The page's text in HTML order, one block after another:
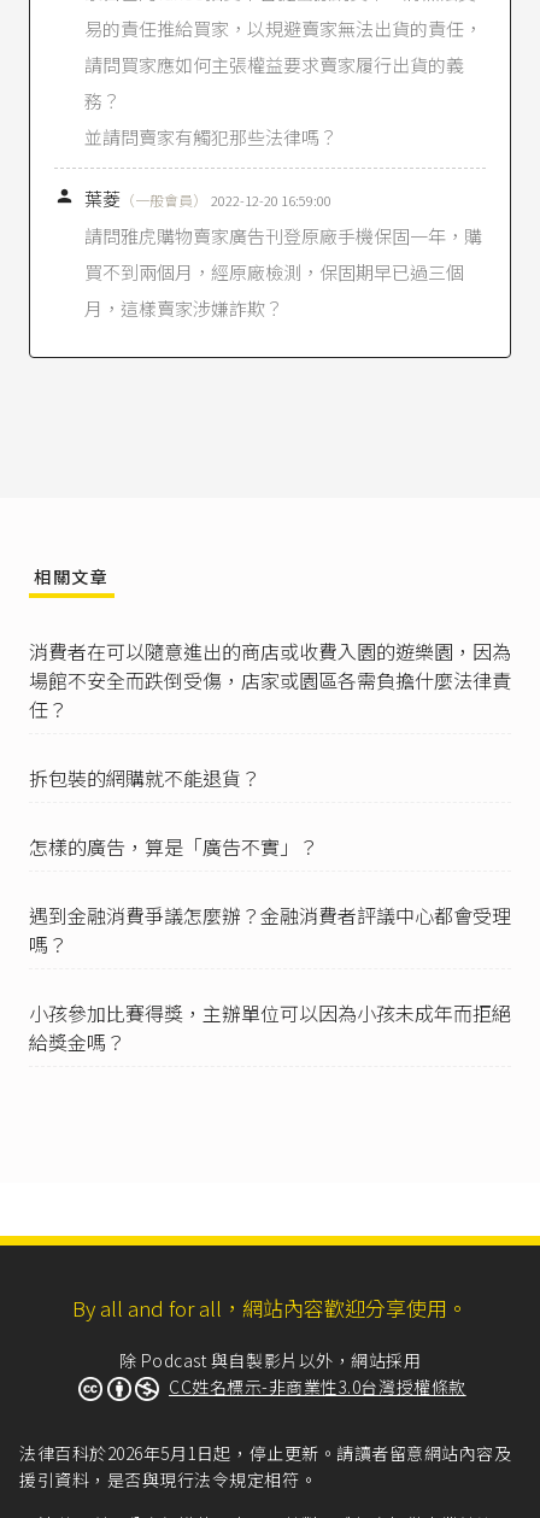
應按次處罰至其停止刊播為止。」
公平交易法第21條第1項：「事業不得在商品或廣
告上，或以其他使公眾得知之方法，對於與商品
相關而足以影響交易決定之事項，為虛偽不實或
引人錯誤之表示或表徵。」
者，表意人得撤銷其意思表示。但詐欺係由第三
人所為者，以相對人明知其事實或可得而知者為
銷不得以之對抗善意第三人。」
民法第93條：「前條之撤銷，應於發見詐欺或脅
之意旨：「系爭預售屋為昌益事業群綜合規劃，
被告理銘公司投資興建，足證被告等人自始明知
○及所屬昌益事業群員工卻分別於96年9 月、10
月間在接受經濟日報及地產王等媒體訪問時，對
故意......系爭預售屋建案之廣告均為一般住宅之用
交易決定，日前業經行政院公平交易委員會決
系爭預售屋建案廣告，對於使用分區為複合商業
區之建案使用一般住宅之用語及圖示，就商品之
停止前開違法行為，並處被告理銘公司新臺幣
（下）1,500,000 元罰鍰及訴外人昌益仲介公司1,
000,000 元罰鍰在案，已堪佐證被告理銘公司不唯
致之損害，得請求三倍以下之懲罰性賠償金，因
性賠償金。」
品、服務品質。
消費者保護法第23條
消費者因信賴該廣告所受之損害與企業經營者負
連帶責任。前項損害賠償責任，不得預先約定限
易的責任推給買家，以規避賣家無法出貨的責任，
請問買家應如何主張權益要求賣家履行出貨的義
務？
並請問賣家有觸犯那些法律嗎？
 葉菱 （一般會員） 2022-12-20 16:59:00
請問雅虎購物賣家廣告刊登原廠手機保固一年，購
買不到兩個月，經原廠檢測，保固期早已過三個
月，這樣賣家涉嫌詐欺？
相關文章
消費者在可以隨意進出的商店或收費入園的遊樂園，因為
場館不安全而跌倒受傷，店家或園區各需負擔什麼法律責
任？
拆包裝的網購就不能退貨？
怎樣的廣告，算是「廣告不實」？
遇到金融消費爭議怎麼辦？金融消費者評議中心都會受理
嗎？
小孩參加比賽得獎，主辦單位可以因為小孩未成年而拒絕
給獎金嗎？
By all and for all，網站內容歡迎分享使用。
除 Podcast 與自製影片以外，網站採用
CC姓名標示-非商業性3.0台灣授權條款
法律百科於2026年5月1日起，停止更新。請讀者留意網站內容及
援引資料，是否與現行法令規定相符。